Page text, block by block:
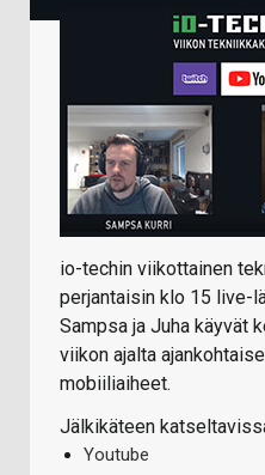
io-techin viikottainen
perjantaisin klo 15 live-
Sampsa ja Juha käyvät
viikon ajalta
mobiiliaiheet.
Jälkikäteen
Youtube